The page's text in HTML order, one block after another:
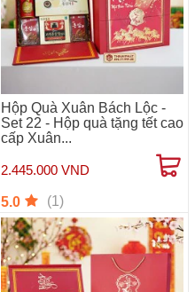
Hộp Quà Xuân Bách Lộc -
Set 22 - Hộp quà tặng tết cao
cấp Xuân...
2.445.000 VND
5.0 (1)